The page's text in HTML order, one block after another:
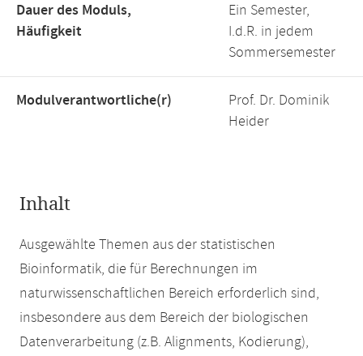
Dauer des Moduls,
Häufigkeit
Ein Semester,
I.d.R. in jedem
Sommersemester
Modulverantwortliche(r)
Prof. Dr. Dominik
Heider
Inhalt
Ausgewählte Themen aus der statistischen
Bioinformatik, die für Berechnungen im
naturwissenschaftlichen Bereich erforderlich sind,
insbesondere aus dem Bereich der biologischen
Datenverarbeitung (z.B. Alignments, Kodierung),